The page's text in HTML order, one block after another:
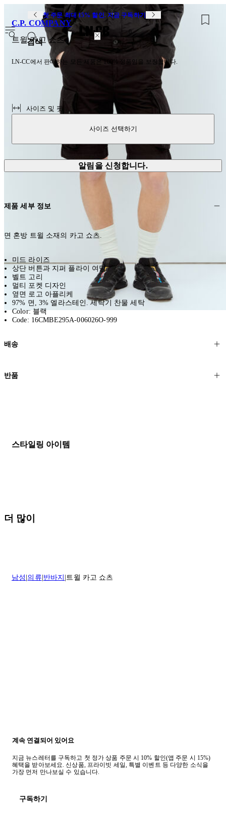
첫 주문 최대 15% 할인. 지금 구독하기
검색
0
C.P. COMPANY
트윌 카고 쇼츠
LN-CC에서 판매하는 모든 제품은 100% 정품임을 보장합니다.
사이즈 및 핏
사이즈 선택하기
알림을 신청합니다.
제품 세부 정보
면 혼방 트윌 소재의 카고 쇼츠.
미드 라이즈
상단 버튼과 지퍼 플라이 여밈
벨트 고리
멀티 포켓 디자인
옆면 로고 아플리케
97% 면, 3% 엘라스테인. 세탁기 찬물 세탁
Color: 블랙
Code: 16CMBE295A-006026O-999
배송
고객님의 위치에 따라 일반 배송과 익스프레스 배송을 제공합니다.
세일 기간에는 배송이 다소 지연될 수 있습니다. 궁금하신 점이 있거
나 도움이 필요하신 경우 고객센터로 문의해 주세요.
반품
스타일링 아이템
더 많이
남성 의류 반바지 트윌 카고 쇼츠
계속 연결되어 있어요
지금 뉴스레터를 구독하고 첫 정가 상품 주문 시 10% 할인(앱 주문 시 15%)
혜택을 받아보세요. 신상품, 프라이빗 세일, 특별 이벤트 등 다양한 소식을
가장 먼저 만나보실 수 있습니다.
구독하기